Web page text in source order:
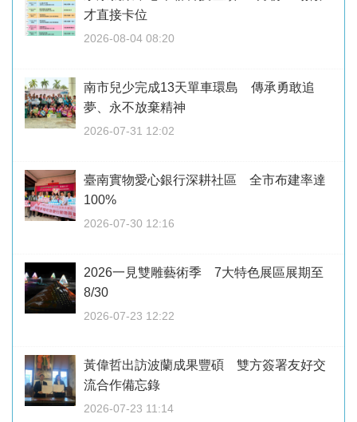
才直接卡位
2026-08-04 08:20
南市兒少完成13天單車環島 傳承勇敢追
夢、永不放棄精神
2026-07-31 12:02
臺南實物愛心銀行深耕社區 全市布建率達
100%
2026-07-30 12:16
2026一見雙雕藝術季 7大特色展區展期至
8/30
2026-07-23 12:22
黃偉哲出訪波蘭成果豐碩 雙方簽署友好交
流合作備忘錄
2026-07-23 11:14